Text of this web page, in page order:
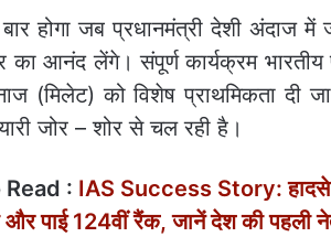
बार होगा जब प्रधानमंत्री देशी
का आनंद लेंगे। संपूर्ण कार्यक्रम
(मिलेट) को विशेष प्राथमिकता दी
जोर – शोर से चल रही है।
: IAS Success Story: हादसे
और पाई 124वीं रैंक, जानें देश की